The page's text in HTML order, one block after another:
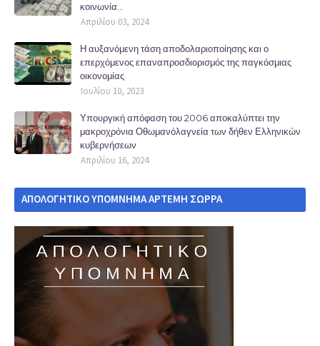
κοινωνία...
Απριλίου 03, 2024
Η αυξανόμενη τάση αποδολαριοποίησης και ο
επερχόμενος επαναπροσδιορισμός της παγκόσμιας
οικονομίας
Ιουλίου 10, 2023
Υπουργική απόφαση του 2006 αποκαλύπτει την
μακροχρόνια Οθωμανόλαγνεία των δήθεν Ελληνικών
κυβερνήσεων
Απριλίου 16, 2024
ΑΠΟΛΟΓΗΤΙΚΟ ΥΠΟΜΝΗΜΑ ΑΡΤΕΜΗ ΣΩΡΡΑ